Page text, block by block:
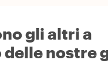
gli altri a
nostre